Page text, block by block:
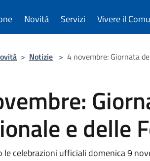
Novità Servizi Vivere il
> Notizie > 4 novembre: Giornata
e delle
le celebrazioni ufficiali domenica 9